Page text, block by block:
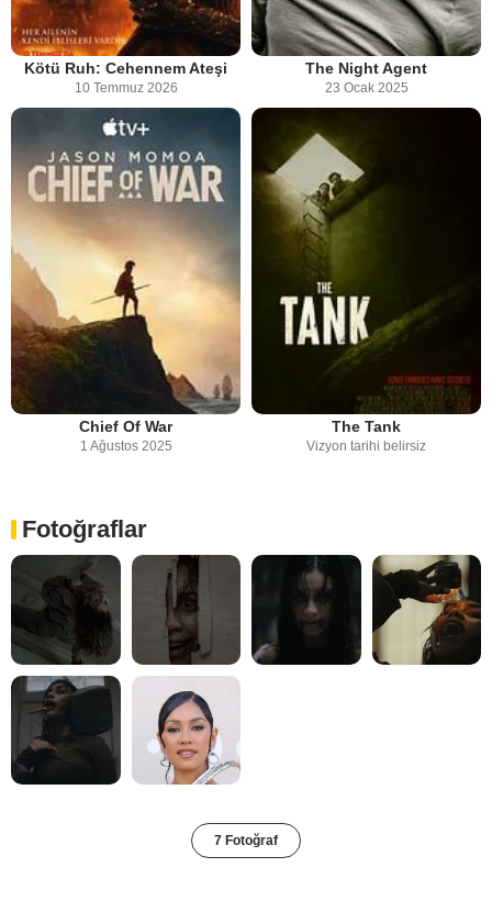
Kötü Ruh: Cehennem Ateşi
10 Temmuz 2026
The Night Agent
23 Ocak 2025
Chief Of War
1 Ağustos 2025
The Tank
Vizyon tarihi belirsiz
Fotoğraflar
7 Fotoğraf